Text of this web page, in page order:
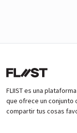
FLIIST es una
que ofrece un conjunto
compartir tus cosas